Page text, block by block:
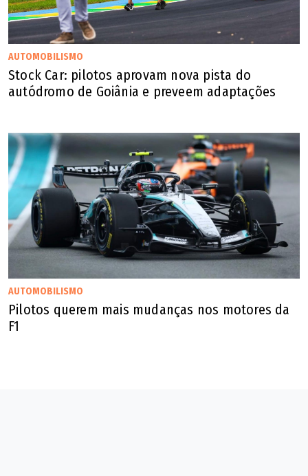
AUTOMOBILISMO
Stock Car: pilotos aprovam nova pista do
autódromo de Goiânia e preveem adaptações
AUTOMOBILISMO
Pilotos querem mais mudanças nos motores da
F1